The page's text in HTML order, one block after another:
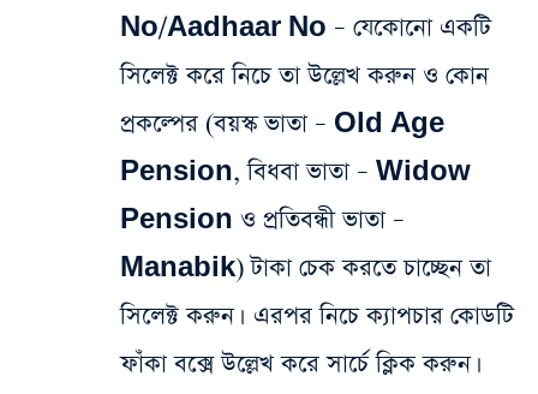
No/Aadhaar No – যেকোনো একটি
সিলেক্ট করে নিচে তা উল্লেখ করুন ও কোন
প্রকল্পের (বয়স্ক ভাতা – Old Age
Pension, বিধবা ভাতা – Widow
Pension ও প্রতিবন্ধী ভাতা –
Manabik) টাকা চেক করতে চাচ্ছেন তা
সিলেক্ট করুন। এরপর নিচে ক্যাপচার কোডটি
ফাঁকা বক্সে উল্লেখ করে সার্চে ক্লিক করুন।